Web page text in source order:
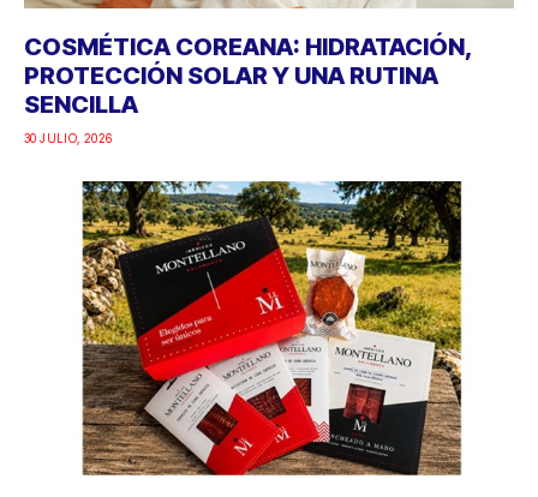
COSMÉTICA COREANA: HIDRATACIÓN,
PROTECCIÓN SOLAR Y UNA RUTINA
SENCILLA
30 JULIO, 2026